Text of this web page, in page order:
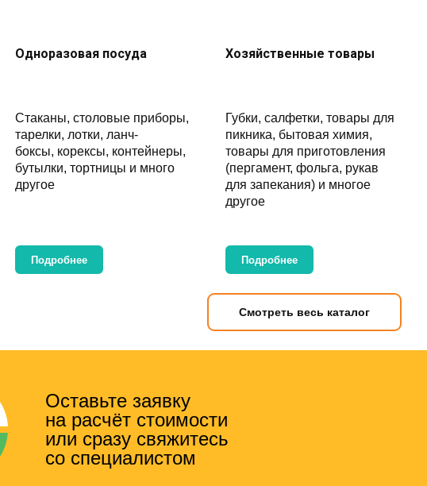
Одноразовая посуда
Стаканы,столовые приборы,
тарелки, лотки, ланч-
боксы, корексы, контейнеры,
бутылки,тортницы и много
другое
Подробнее
Хозяйственные товары
Губки, салфетки, товары для
пикника, бытовая химия,
товары для приготовления
(пергамент, фольга, рукав
для запекания) и многое
другое
Подробнее
Смотреть весь каталог
Оставьте заявку
на расчёт стоимости
или сразу свяжитесь
со специалистом